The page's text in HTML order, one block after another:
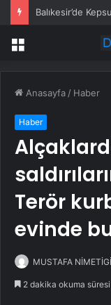
Balıkesir’de
Menü
Anasayfa / Haber
Haber
Terör
evinde
MUSTAFA
2 dakika okuma süresi